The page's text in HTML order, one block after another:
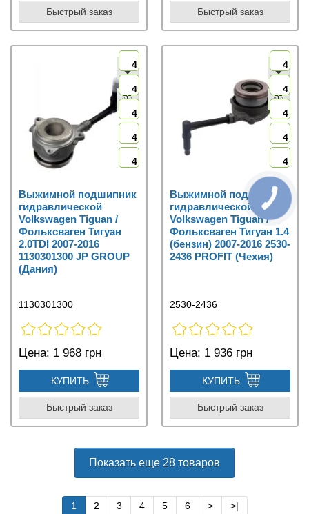
Быстрый заказ Быстрый заказ
4
4
4
4
4
Выжимной подшипник
гидравлической
Volkswagen Tiguan /
Фольксваген Тигуан
2.0TDI 2007-2016
1130301300 JP GROUP
(Дания)
1130301300
Цена: 1 968 грн
КУПИТЬ
Быстрый заказ
4
4
4
4
4
Выжимной подшипник
гидравлической
Volkswagen Tiguan /
Фольксваген Тигуан 1.4
(бензин) 2007-2016 2530-
2436 PROFIT (Чехия)
2530-2436
Цена: 1 936 грн
КУПИТЬ
Быстрый заказ
Показать еще 28 товаров
1 2 3 4 5 6 > >|